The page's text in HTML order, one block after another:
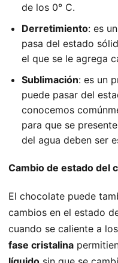
de los 0° C.
Derretimiento: es
pasa del estado
el que se le agrega
Sublimación: es un
puede pasar del
conocemos
para que se
del agua deben ser
Cambio de estado del
El chocolate puede
cambios en el estado
cuando se caliente a
fase cristalina